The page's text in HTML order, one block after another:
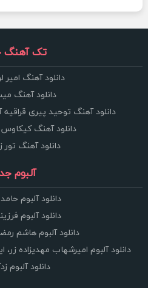
تک آهنگ
دانلود آهنگ امیر
دانلود آهنگ
دانلود آهنگ توحید پیری
دانلود آهنگ
دانلود آهنگ تور
آلبوم
دانلود آلبوم
دانلود آلبوم فرزینم4 ای
دانلود آلبوم هاشم
دانلود آلبوم امیرشهاب مهدیزاده
دانلود آلبوم